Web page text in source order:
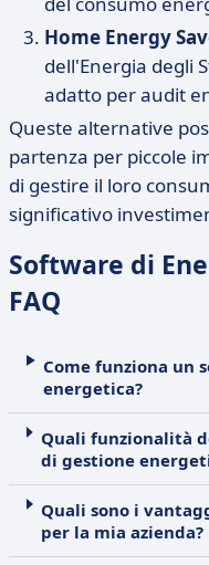
Home Energy
dell'Energia degli
adatto per audit
Queste alternative
partenza per piccole
di gestire il loro
significativo
Software di
FAQ
Come funziona un
energetica?
Quali funzionalità
di gestione
Quali sono i
per la mia azienda?